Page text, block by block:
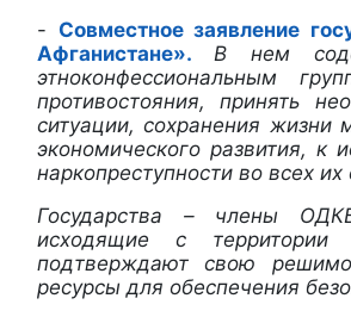
- Совместное заявление
Афганистане».
В нем
этноконфессиональным
противостояния, принять
ситуации, сохранения жизни
экономического развития, к
наркопреступности во всех
Государства – члены
исходящие с территории
подтверждают свою
ресурсы для обеспечения